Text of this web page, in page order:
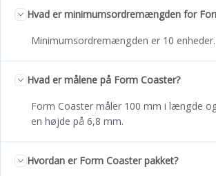
Hvad er minimumsordremængden for
Minimumsordremængden er 10 enheder.
Hvad er målene på Form Coaster?
Form Coaster måler 100 mm i længde
en højde på 6,8 mm.
Hvordan er Form Coaster pakket?